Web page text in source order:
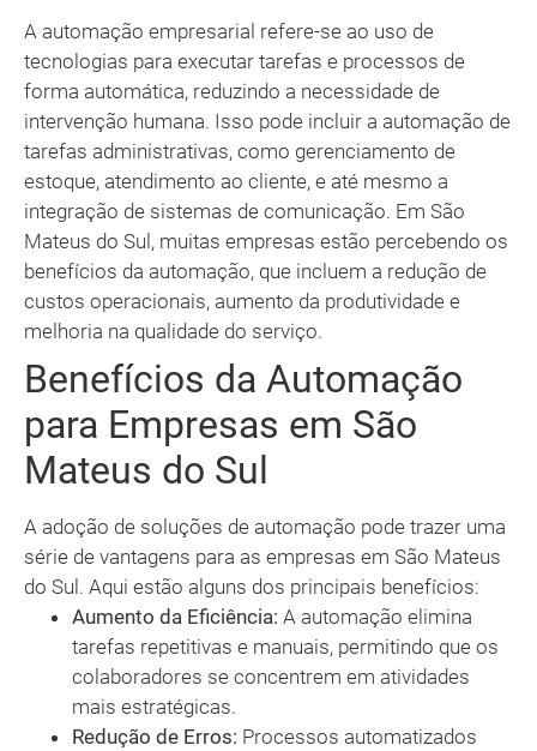
A automação empresarial refere-se ao uso de
tecnologias para executar tarefas e processos de
forma automática, reduzindo a necessidade de
intervenção humana. Isso pode incluir a automação de
tarefas administrativas, como gerenciamento de
estoque, atendimento ao cliente, e até mesmo a
integração de sistemas de comunicação. Em São
Mateus do Sul, muitas empresas estão percebendo os
benefícios da automação, que incluem a redução de
custos operacionais, aumento da produtividade e
melhoria na qualidade do serviço.
Benefícios da Automação
para Empresas em São
Mateus do Sul
A adoção de soluções de automação pode trazer uma
série de vantagens para as empresas em São Mateus
do Sul. Aqui estão alguns dos principais benefícios:
Aumento da Eficiência: A automação elimina
tarefas repetitivas e manuais, permitindo que os
colaboradores se concentrem em atividades
mais estratégicas.
Redução de Erros: Processos automatizados